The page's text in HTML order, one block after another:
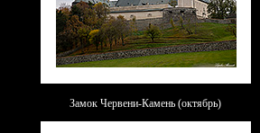
Замок Червени-Камень (октябрь)